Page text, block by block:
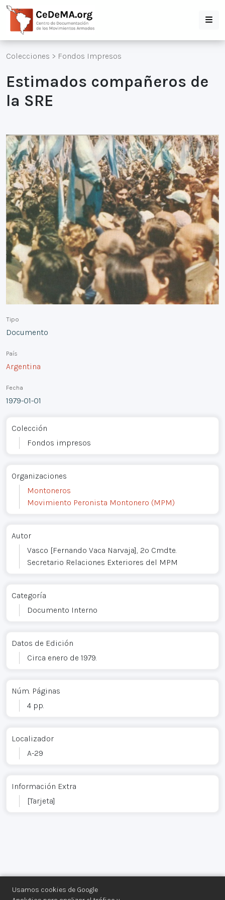
Usamos cookies de Google
Colecciones > Fondos Impresos
Estimados compañeros de
la SRE
Tipo
Documento
País
Argentina
Fecha
1979-01-01
Colección
Fondos impresos
Organizaciones
Montoneros
Movimiento Peronista Montonero (MPM)
Autor
Vasco [Fernando Vaca Narvaja], 2º Cmdte.
Secretario Relaciones Exteriores del MPM
Categoría
Documento Interno
Datos de Edición
Circa enero de 1979.
Núm. Páginas
4 pp.
Localizador
A-29
Información Extra
[Tarjeta]